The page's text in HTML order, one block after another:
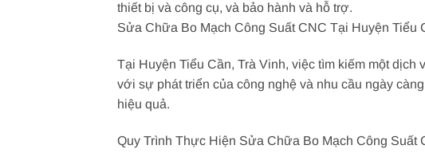
thiết bị và công cụ, và bảo hành và hỗ trợ.
Sửa Chữa Bo Mạch Công Suất CNC Tại Huyện
Tại Huyện Tiểu Cần, Trà Vinh, việc tìm kiếm một
với sự phát triển của công nghệ và nhu cầu ngày
hiệu quả.
Quy Trình Thực Hiện Sửa Chữa Bo Mạch Công Suất